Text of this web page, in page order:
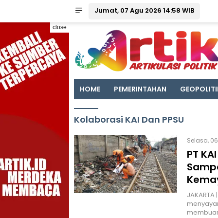
Jumat, 07 Agu 2026 14:58 WIB
close
HOME PEMERINTAHAN
Kolaborasi KAI Dan PPSU
Selasa,
PT